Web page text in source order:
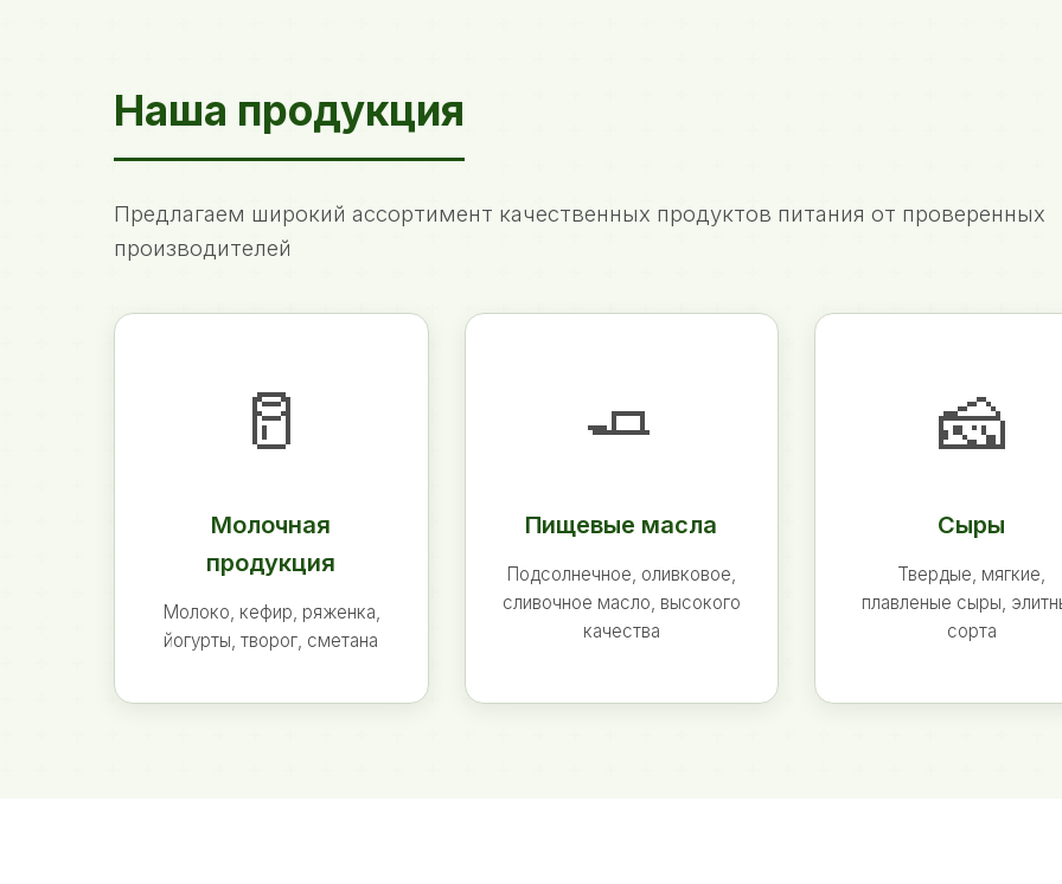
Наша продукция
Предлагаем широкий ассортимент качественных продуктов питания от проверенных
производителей
🥛
Молочная
продукция
Молоко, кефир, ряженка,
йогурты, творог, сметана
🧈
Пищевые масла
Подсолнечное, оливковое,
сливочное масло, высокого
качества
🧀
Сыры
Твердые, мягкие,
плавленые сыры,
сорта